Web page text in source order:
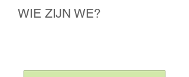
WIE ZIJN WE?